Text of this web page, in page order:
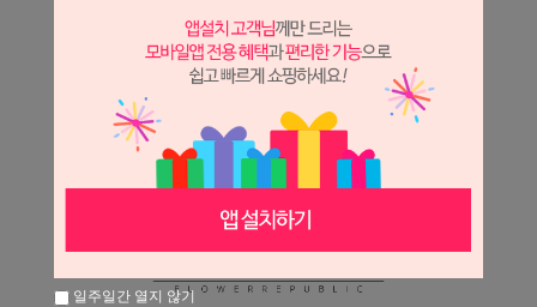
일주일간 열지 않기